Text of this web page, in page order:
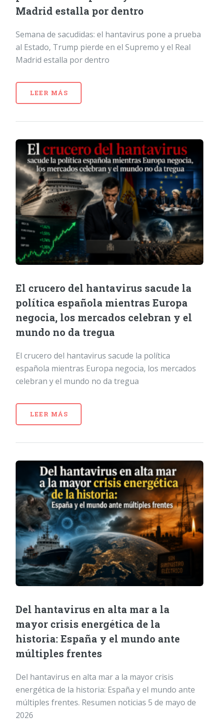
Madrid estalla por dentro
Semana de sacudidas: el hantavirus pone a prueba
al Estado, Trump pierde en el Supremo y el Real
Madrid estalla por dentro
LEER MÁS
El crucero del hantavirus sacude la
política española mientras Europa
negocia, los mercados celebran y el
mundo no da tregua
El crucero del hantavirus sacude la política
española mientras Europa negocia, los mercados
celebran y el mundo no da tregua
LEER MÁS
Del hantavirus en alta mar a la
mayor crisis energética de la
historia: España y el mundo ante
múltiples frentes
Del hantavirus en alta mar a la mayor crisis
energética de la historia: España y el mundo ante
múltiples frentes. Resumen noticias 5 de mayo de
2026